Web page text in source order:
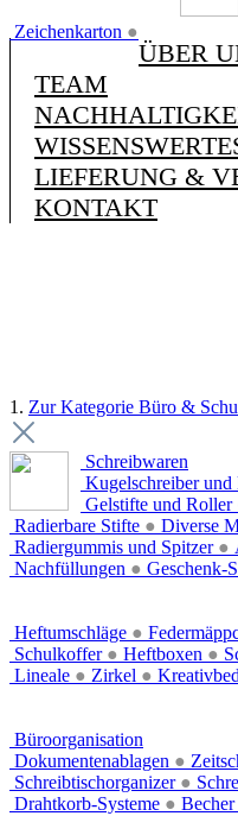
Zeichenkarton ●
ÜBER
TEAM
LIEFERUNG &
KONTAKT
1. Zur Kategorie Büro &
Schreibwaren
Kugelschreiber
Gelstifte und Roller
Radierbare Stifte ● Diverse
Radiergummis und Spitzer ●
Nachfüllungen ● Geschenk-
Heftumschläge ●
Schulkoffer ● Heftboxen ●
Lineale ● Zirkel ●
Büroorganisation
Dokumentenablagen ●
Schreibtischorganizer ●
Drahtkorb-Systeme ● Becher